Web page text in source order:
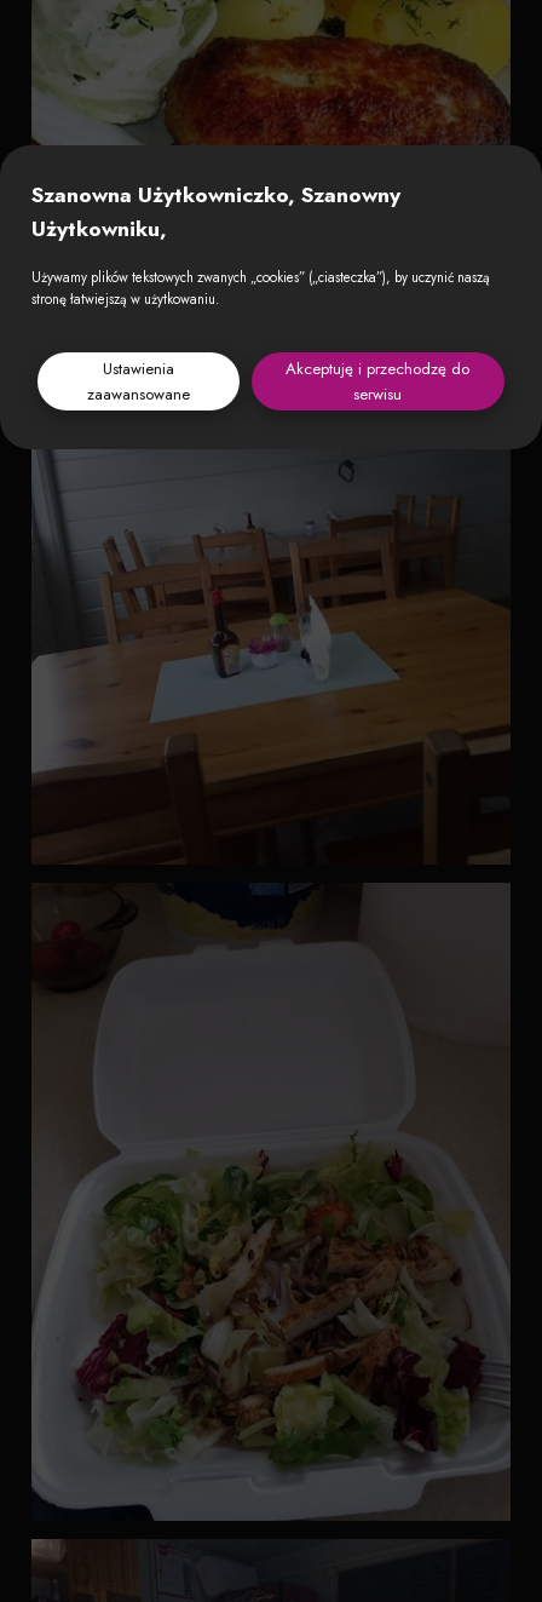
Szanowna Użytkowniczko, Szanowny
Użytkowniku,
Używamy plików tekstowych zwanych „cookies” („ciasteczka”), by uczynić naszą
stronę łatwiejszą w użytkowaniu.
Ustawienia
zaawansowane
Akceptuję i przechodzę do
serwisu